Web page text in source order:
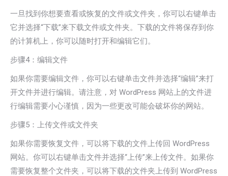
一旦找到你想要查看或恢复的文件或文件夹，你可以右键单击
它并选择“下载”来下载文件或文件夹。下载的文件将保存到你
的计算机上，你可以随时打开和编辑它们。
步骤4：编辑文件
如果你需要编辑文件，你可以右键单击文件并选择“编辑”来打
开文件并进行编辑。请注意，对 WordPress 网站上的文件进
行编辑需要小心谨慎，因为一些更改可能会破坏你的网站。
步骤5：上传文件或文件夹
如果你需要恢复文件，可以将下载的文件上传回 WordPress
网站。你可以右键单击文件并选择“上传”来上传文件。如果你
需要恢复整个文件夹，可以将下载的文件夹上传到 WordPress